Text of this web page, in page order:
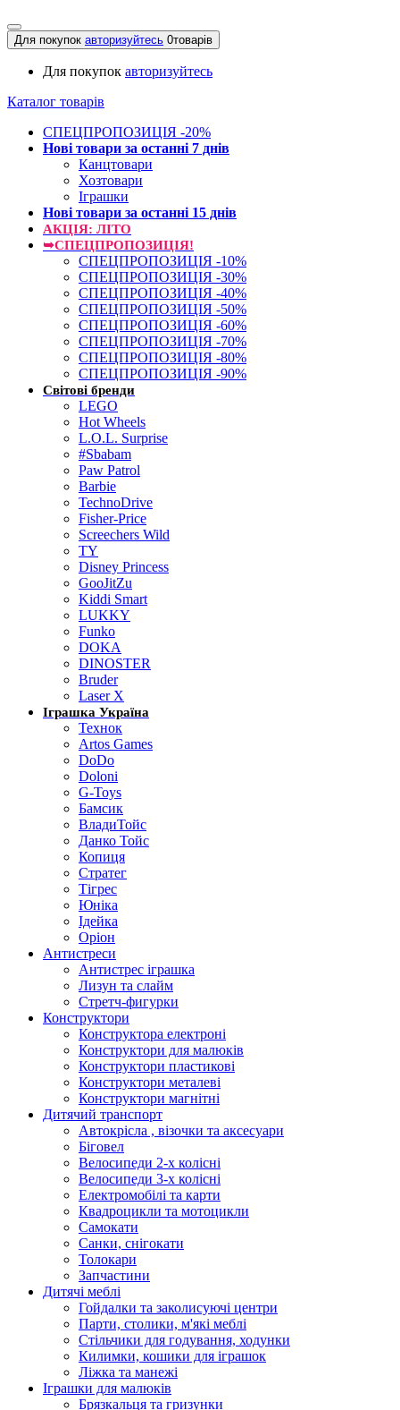
Для покупок авторизуйтесь 0товарів
Для покупок авторизуйтесь
Каталог товарів
СПЕЦПРОПОЗИЦІЯ -20%
Нові товари за останнi 7 днiв
Канцтовари
Хозтовари
Іграшки
Нові товари за останнi 15 днiв
АКЦІЯ: ЛІТО
➥СПЕЦПРОПОЗИЦІЯ!
СПЕЦПРОПОЗИЦІЯ -10%
СПЕЦПРОПОЗИЦІЯ -30%
СПЕЦПРОПОЗИЦІЯ -40%
СПЕЦПРОПОЗИЦІЯ -50%
СПЕЦПРОПОЗИЦІЯ -60%
СПЕЦПРОПОЗИЦІЯ -70%
СПЕЦПРОПОЗИЦІЯ -80%
СПЕЦПРОПОЗИЦІЯ -90%
Світові бренди
LEGO
Hot Wheels
L.O.L. Surprise
#Sbabam
Paw Patrol
Barbie
TechnoDrive
Fisher-Price
Screechers Wild
TY
Disney Princess
GooJitZu
Kiddi Smart
LUKKY
Funko
DOKA
DINOSTER
Bruder
Laser X
Іграшка Україна
Технок
Artos Games
DoDo
Doloni
G-Toys
Бамсик
ВладиТойс
Данко Тойс
Копиця
Стратег
Тігрес
Юніка
Ідейка
Оріон
Антистреси
Антистрес іграшка
Лизун та слайм
Стретч-фигурки
Конструктори
Конструктора електроні
Конструктори для малюків
Конструктори пластикові
Конструктори металеві
Конструктори магнітні
Дитячий транспорт
Автокрісла , візочки та аксесуари
Біговел
Велосипеди 2-х колісні
Велосипеди 3-х колісні
Електромобілі та карти
Квадроцикли та мотоцикли
Самокати
Санки, снігокати
Толокари
Запчастини
Дитячі меблі
Гойдалки та заколисуючі центри
Парти, столики, м'які меблі
Стільчики для годування, ходунки
Килимки, кошики для іграшок
Ліжка та манежі
Іграшки для малюків
Брязкальця та гризунки